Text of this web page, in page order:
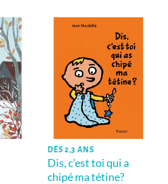
DÈS 2,3 ANS
Dis, c’est toi qui a
chipé ma tétine?